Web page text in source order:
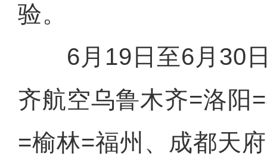
验。
6月19日至6月30日
齐航空乌鲁木齐=洛阳
=榆林=福州、成都天